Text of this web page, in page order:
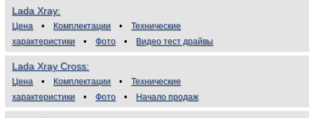
Lada Xray
Цена Комплектации
Технические
характеристики
Фото Видео тест драйвы
Lada Xray Cross
Цена Комплектации
Технические
характеристики
Фото Начало продаж